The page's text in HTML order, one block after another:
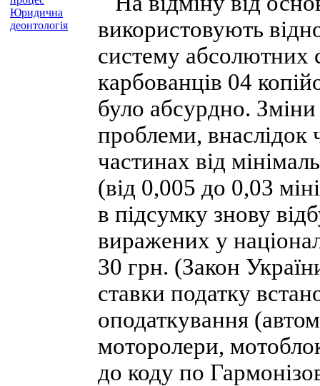
Юридична
деонтологія
використовують
систему абсолютних
карбованців 04
було абсурдно. Зміни
проблеми, внаслідок
частинах від
(від 0,005 до 0,03
в підсумку знову
виражених у
30 грн. (Закон
ставки податку
оподаткування
моторолери,
до коду по